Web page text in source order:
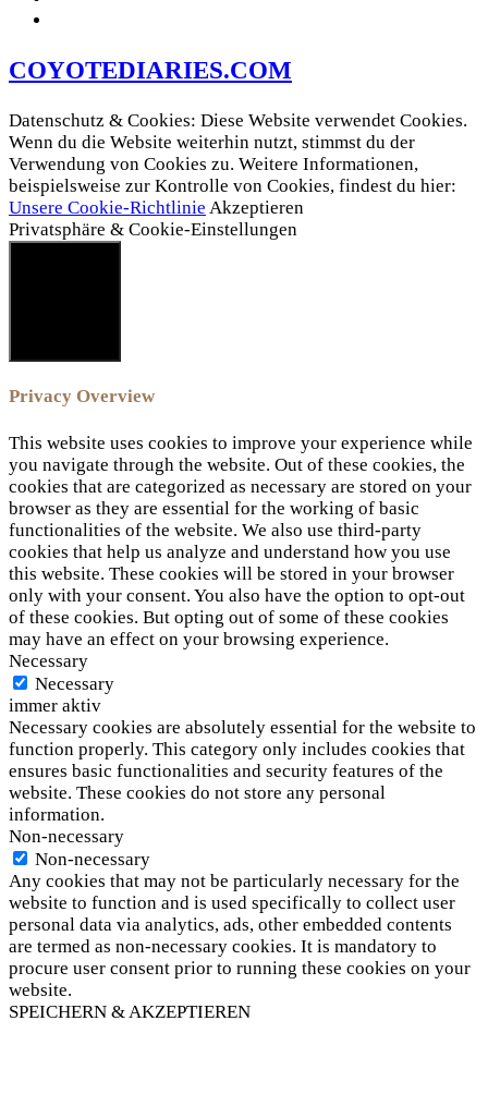
COYOTEDIARIES.COM
Datenschutz & Cookies: Diese Website verwendet Cookies.
Wenn du die Website weiterhin nutzt, stimmst du der
Verwendung von Cookies zu. Weitere Informationen,
beispielsweise zur Kontrolle von Cookies, findest du hier:
Unsere Cookie-Richtlinie Akzeptieren
Privatsphäre & Cookie-Einstellungen
Privacy Overview
This website uses cookies to improve your experience while
you navigate through the website. Out of these cookies, the
cookies that are categorized as necessary are stored on your
browser as they are essential for the working of basic
functionalities of the website. We also use third-party
cookies that help us analyze and understand how you use
this website. These cookies will be stored in your browser
only with your consent. You also have the option to opt-out
of these cookies. But opting out of some of these cookies
may have an effect on your browsing experience.
Necessary
Necessary
immer aktiv
Necessary cookies are absolutely essential for the website to
function properly. This category only includes cookies that
ensures basic functionalities and security features of the
website. These cookies do not store any personal
information.
Non-necessary
Non-necessary
Any cookies that may not be particularly necessary for the
website to function and is used specifically to collect user
personal data via analytics, ads, other embedded contents
are termed as non-necessary cookies. It is mandatory to
procure user consent prior to running these cookies on your
website.
SPEICHERN & AKZEPTIEREN